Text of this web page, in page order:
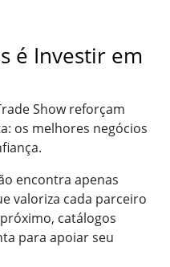
é Investir em
Show reforçam
os melhores negócios
encontra apenas
valoriza cada parceiro
catálogos
para apoiar seu